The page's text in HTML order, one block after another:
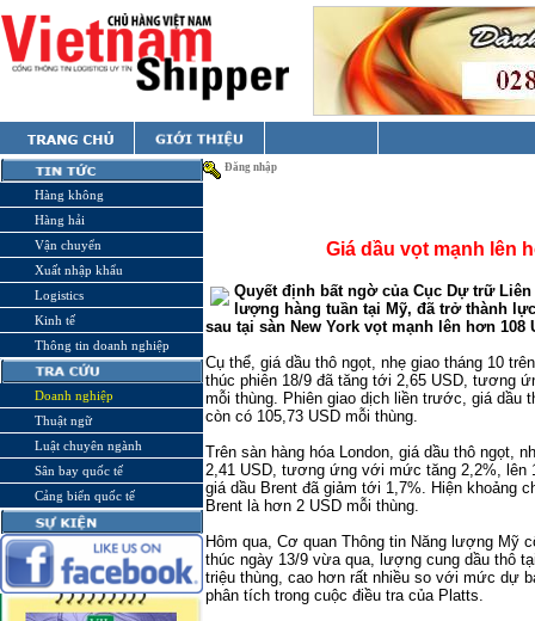
Hàng không
Hàng hải
Vận chuyển
Xuất nhập khẩu
Logistics
Kinh tế
Thông tin doanh nghiệp
Doanh nghiệp
Thuật ngữ
Luật chuyên ngành
Sân bay quốc tế
Cảng biển quốc tế
Đăng nhập
Giá dầu vọt mạnh lên
Quyết định bất ngờ của Cục Dự trữ
lượng hàng tuần tại Mỹ, đã trở thành
sau tại sàn New York vọt mạnh lên hơn 108
Cụ thể, giá dầu thô ngọt, nhẹ giao tháng 10
thúc phiên 18/9 đã tăng tới 2,65 USD, tương
mỗi thùng. Phiên giao dịch liền trước, giá dầu
còn có 105,73 USD mỗi thùng.
Trên sàn hàng hóa London, giá dầu thô ngọt,
2,41 USD, tương ứng với mức tăng 2,2%, lên
giá dầu Brent đã giảm tới 1,7%. Hiện khoảng
Brent là hơn 2 USD mỗi thùng.
Hôm qua, Cơ quan Thông tin Năng lượng Mỹ
thúc ngày 13/9 vừa qua, lượng cung dầu thô
triệu thùng, cao hơn rất nhiều so với mức dự
phân tích trong cuộc điều tra của Platts.